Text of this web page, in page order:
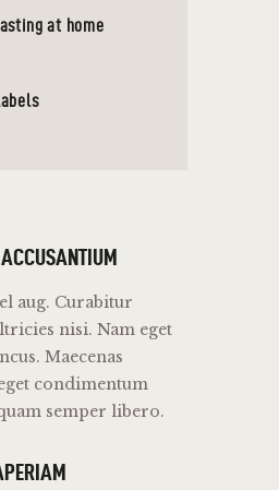
at home
aug. Curabitur
nisi. Nam eget
Maecenas
condimentum
semper libero.